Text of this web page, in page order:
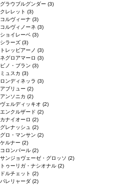
グラウブルグンダー (3)
クレレット (3)
コルヴィーナ (3)
コルヴィノーネ (3)
ショイレーベ (3)
シラーズ (3)
トレッビアーノ (3)
ネグロアマーロ (3)
ピノ・ブラン (3)
ミュスカ (3)
ロンディネッラ (3)
アブリュー (2)
アンソニカ (2)
ヴェルディッキオ (2)
エンクルザード (2)
カナイオーロ (2)
グレナッシュ (2)
グロ・マンサン (2)
ケルナー (2)
コロンバール (2)
サンジョヴェーゼ・グロッソ (2)
トゥーリガ・ナシオナル (2)
ドルチェット (2)
パレリャーダ (2)